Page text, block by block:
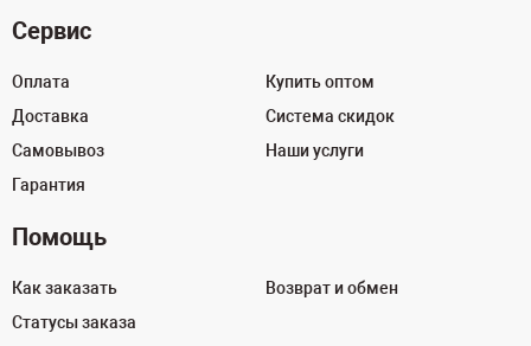
Сервис
Оплата
Доставка
Самовывоз
Гарантия
Купить оптом
Система скидок
Наши услуги
Помощь
Как заказать
Статусы заказа
Возврат и обмен